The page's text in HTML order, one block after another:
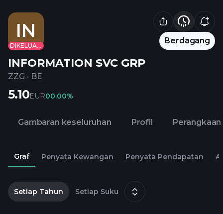
IN
DIKELUARKAN
Berdagang
INFORMATION SVC GRP
ZZG · BE
5.10EUR00.00%
Gambaran keseluruhan Profil Perangkaan
Graf Penyata Kewangan Penyata Pendapatan
Setiap Tahun Setiap Suku